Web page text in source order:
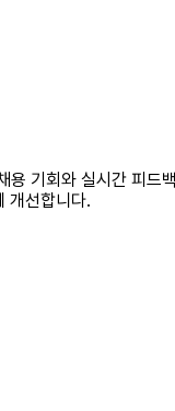
기회와 실시간 피
개선합니다.